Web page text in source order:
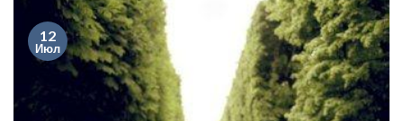
12
Июл